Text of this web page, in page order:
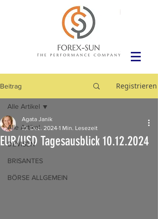
Beitrag Registrieren
Alle Artikel
DEVISEN
BRISANTES
BÖRSE ALLGEMEIN
Alle Artikel
EUR/USD Tagesausblick 10.12.2024
Agata Janik
10. Dez. 2024 1 Min. Lesezeit